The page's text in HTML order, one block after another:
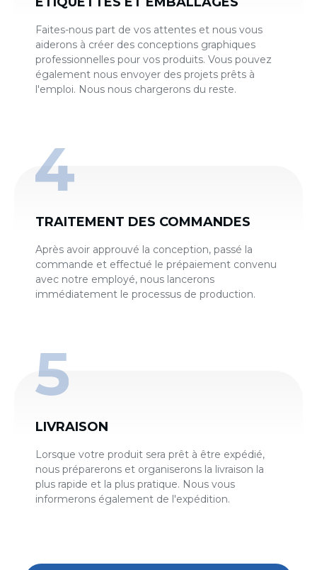
Faites-nous part de vos attentes et nous vous
aiderons à créer des conceptions graphiques
professionnelles pour vos produits. Vous pouvez
également nous envoyer des projets prêts à
l'emploi. Nous nous chargerons du reste.
TRAITEMENT DES COMMANDES
Après avoir approuvé la conception, passé la
commande et effectué le prépaiement convenu
avec notre employé, nous lancerons
immédiatement le processus de production.
LIVRAISON
Lorsque votre produit sera prêt à être expédié,
nous préparerons et organiserons la livraison la
plus rapide et la plus pratique. Nous vous
informerons également de l'expédition.